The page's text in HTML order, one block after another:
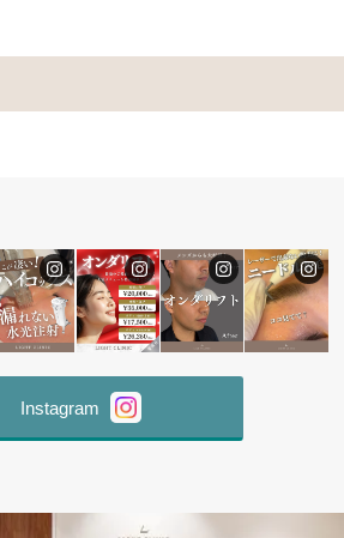
Instagram